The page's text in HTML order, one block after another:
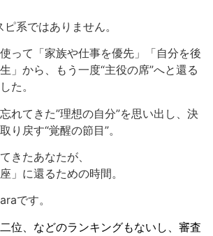
系ではありません。
って「家族や仕事を優先」「自分を後
」から、もう一度“主役の席”へと還る
た。
れてきた”理想の自分”を思い出し、決
り戻す“覚醒の節目”。
きたあなたが、
」に還るための時間。
です。
位、などのランキングもないし、審査